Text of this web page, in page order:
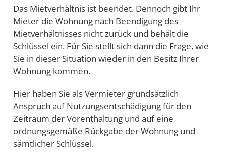
Das Mietverhältnis ist beendet. Dennoch gibt Ihr
Mieter die Wohnung nach Beendigung des
Mietverhältnisses nicht zurück und behält die
Schlüssel ein. Für Sie stellt sich dann die Frage, wie
Sie in dieser Situation wieder in den Besitz Ihrer
Wohnung kommen.
Hier haben Sie als Vermieter grundsätzlich
Anspruch auf Nutzungsentschädigung für den
Zeitraum der Vorenthaltung und auf eine
ordnungsgemäße Rückgabe der Wohnung und
sämtlicher Schlüssel.